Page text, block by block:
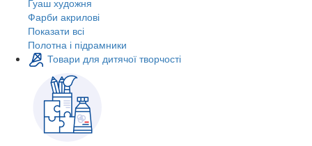
Фарби акрилові
Показати всі
Полотна і підрамники
Товари для дитячої творчості